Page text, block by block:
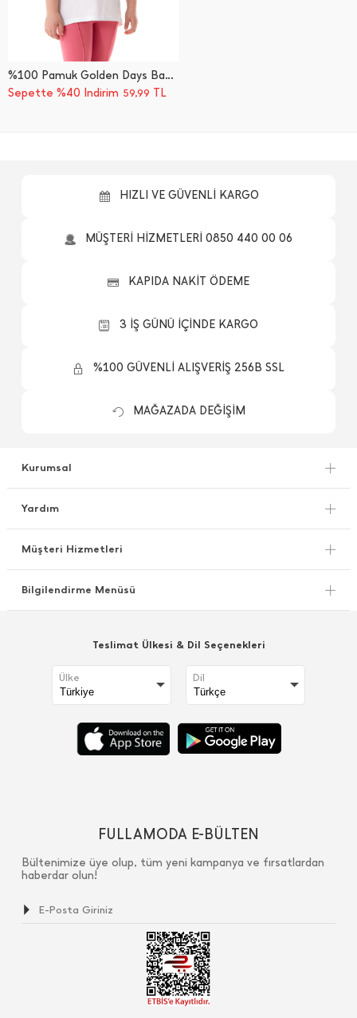
%100 Pamuk Golden Days Baskılı Kız Çocuk Tişört
Sepette %40 İndirim 59,99 TL
HIZLI VE GÜVENLİ KARGO
MÜŞTERİ HİZMETLERİ 0850 440 00 06
KAPIDA NAKİT ÖDEME
3 İŞ GÜNÜ İÇİNDE KARGO
%100 GÜVENLİ ALIŞVERİŞ 256B SSL
MAĞAZADA DEĞİŞİM
Kurumsal
Yardım
Müşteri Hizmetleri
Bilgilendirme Menüsü
Teslimat Ülkesi & Dil Seçenekleri
Ülke Dil
FULLAMODA E-BÜLTEN
Bültenimize üye olup, tüm yeni kampanya ve fırsatlardan
haberdar olun!